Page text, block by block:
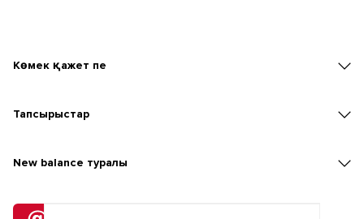
Көмек қажет пе
Тапсырыстар
New balаnce туралы